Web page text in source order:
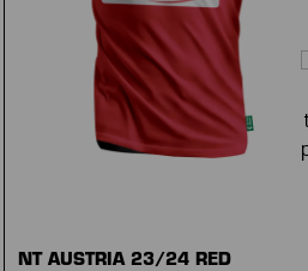
NT AUSTRIA 23/24 RED